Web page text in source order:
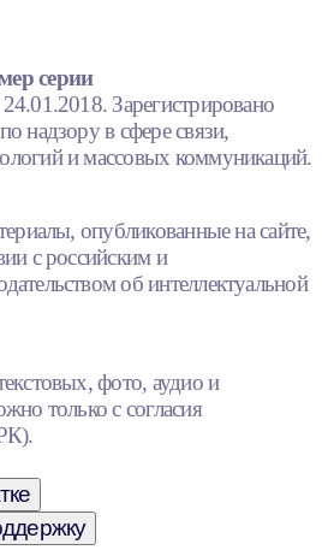
серии
Зарегистрировано
надзору в сфере связи,
и массовых коммуникаций.
опубликованные на сайте,
с российским и
об интеллектуальной
фото, аудио и
только с согласия